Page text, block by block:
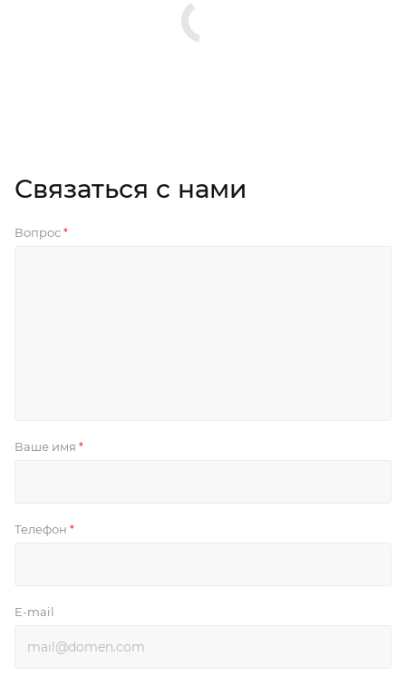
Связаться с нами
Вопрос *
Ваше имя *
Телефон *
E-mail